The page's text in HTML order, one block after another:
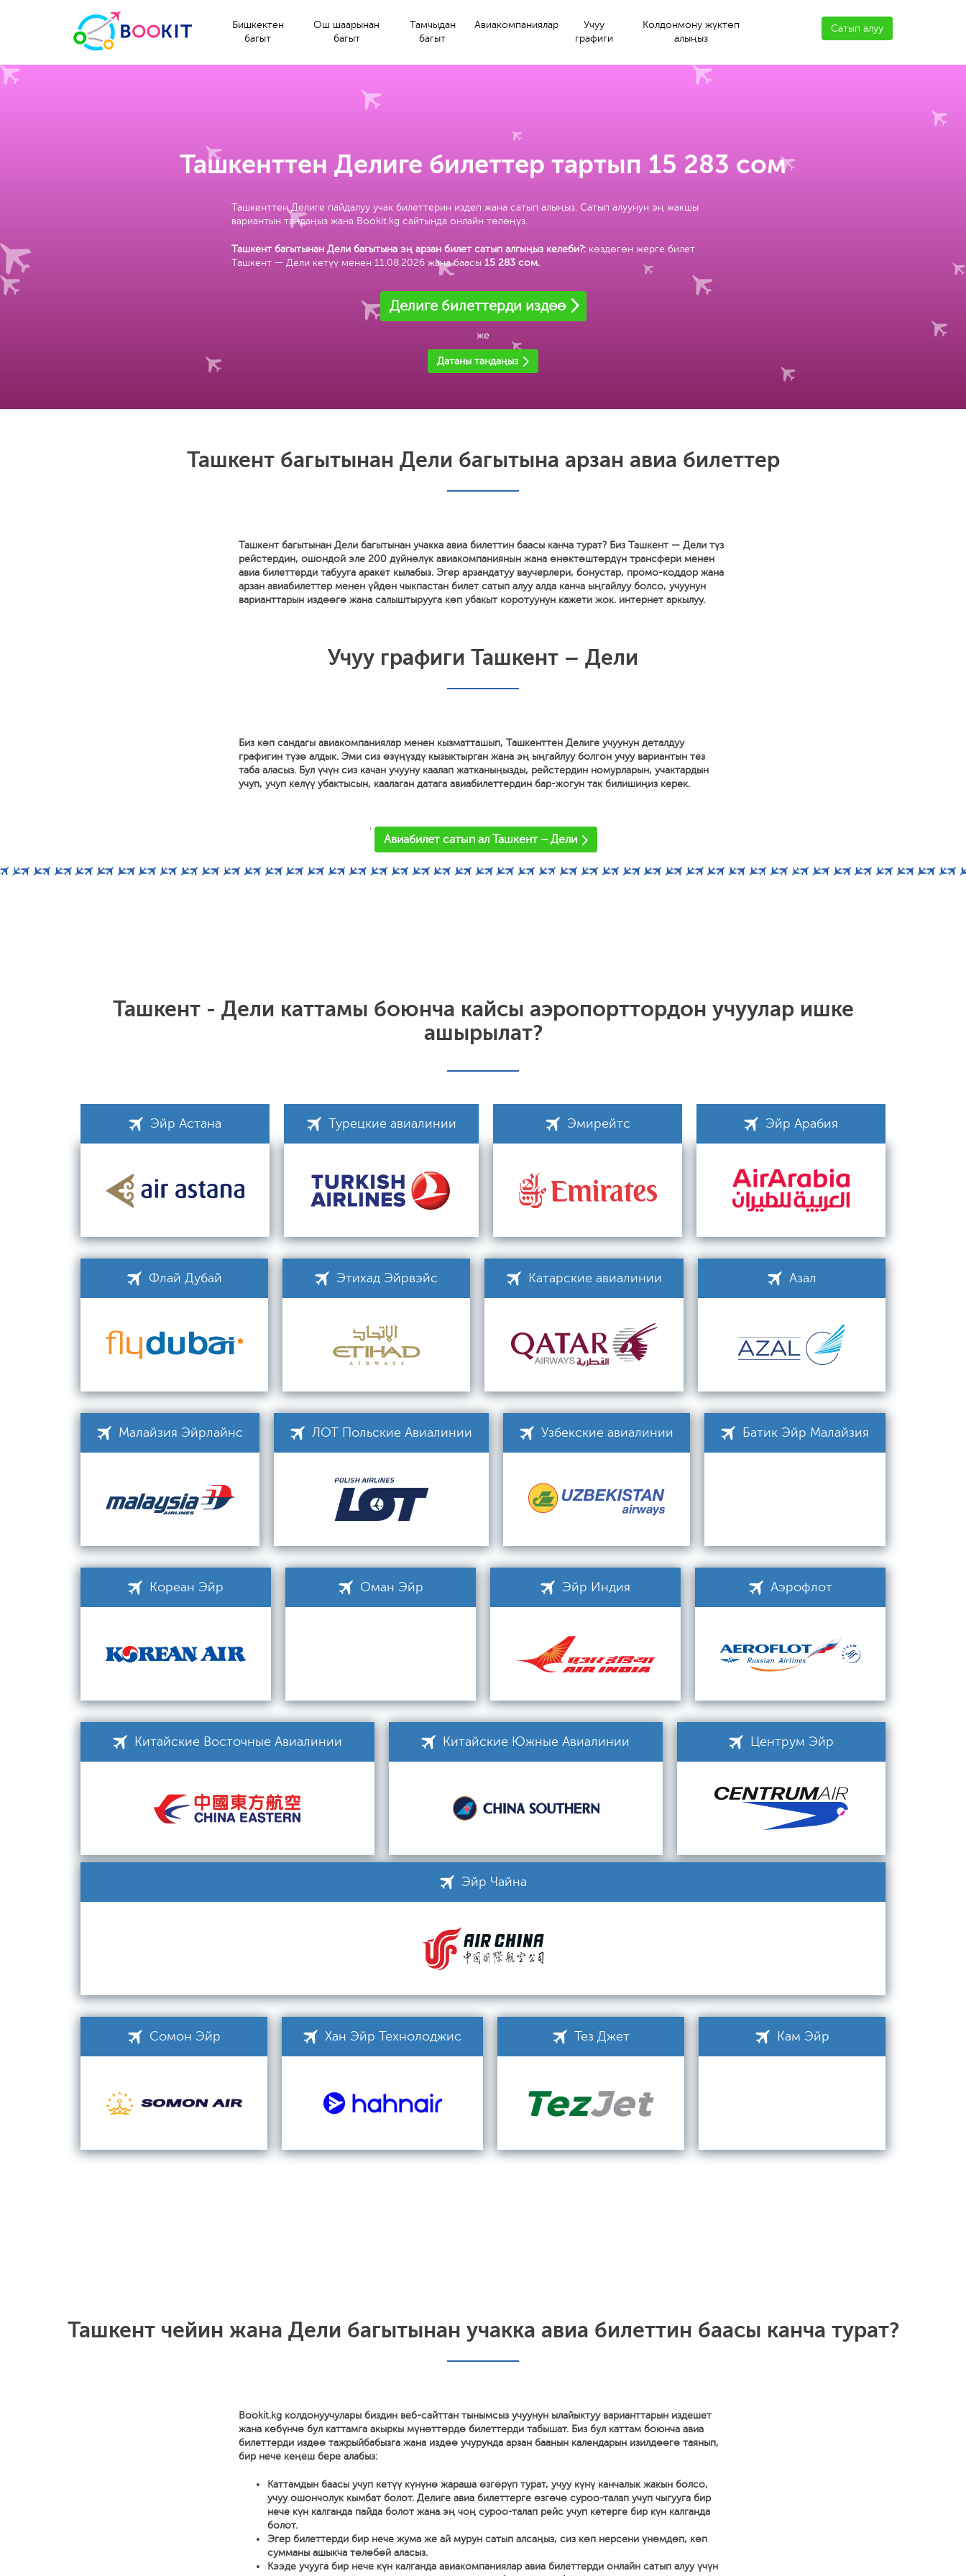
Бишкектен
багыт
Ош шаарынан
багыт
Тамчыдан
багыт
Авиакомпаниялар
Учуу
графиги
Колдонмону жүктөп
алыңыз
Сатып алуу
Ташкенттен Делиге билеттер тартып 15 283 сом
Ташкенттен Делиге пайдалуу учак билеттерин издеп жана сатып алыңыз. Сатып алуунун эң жакшы
вариантын тандаңыз жана Bookit.kg сайтында онлайн төлөңүз.
Ташкент багытынан Дели багытына эң арзан билет сатып алгыңыз келеби?: көздөгөн жерге билет
Ташкент — Дели кетүү менен 11.08.2026 жана баасы 15 283 сом.
Делиге билеттерди издөө
же
Датаны тандаңыз
Ташкент багытынан Дели багытына арзан авиа билеттер
Ташкент багытынан Дели багытынан учакка авиа билеттин баасы канча турат? Биз Ташкент — Дели түз
рейстердин, ошондой эле 200 дүйнөлүк авиакомпаниянын жана өнөктөштөрдүн трансфери менен
авиа билеттерди табууга аракет кылабыз. Эгер арзандатуу ваучерлери, бонустар, промо-коддор жана
арзан авиабилеттер менен үйдөн чыкпастан билет сатып алуу алда канча ыңгайлуу болсо, учуунун
варианттарын издөөгө жана салыштырууга көп убакыт коротуунун кажети жок. интернет аркылуу.
Учуу графиги Ташкент – Дели
Биз көп сандагы авиакомпаниялар менен кызматташып, Ташкенттен Делиге учуунун деталдуу
графигин түзө алдык. Эми сиз өзүңүздү кызыктырган жана эң ыңгайлуу болгон учуу вариантын тез
таба аласыз. Бул үчүн сиз качан учууну каалап жатканыңызды, рейстердин номурларын, учактардын
учуп, учуп келүү убактысын, каалаган датага авиабилеттердин бар-жогун так билишиңиз керек.
'
Авиабилет сатып ал Ташкент – Дели
Ташкент - Дели каттамы боюнча кайсы аэропорттордон учуулар ишке
ашырылат?
Эйр Астана Турецкие авиалинии Эмирейтс Эйр Арабия
Флай Дубай Этихад Эйрвэйс Катарские авиалинии Азал
Малайзия Эйрлайнс ЛОТ Польские Авиалинии Узбекские авиалинии Батик Эйр Малайзия
Кореан Эйр Оман Эйр Эйр Индия Аэрофлот
Китайские Восточные Авиалинии Китайские Южные Авиалинии Центрум Эйр
Эйр Чайна
Сомон Эйр Хан Эйр Технолоджис Тез Джет Кам Эйр
Ташкент чейин жана Дели багытынан учакка авиа билеттин баасы канча турат?
Bookit.kg колдонуучулары биздин веб-сайттан тынымсыз учуунун ылайыктуу варианттарын издешет
жана көбүнчө бул каттамга акыркы мүнөттөрдө билеттерди табышат. Биз бул каттам боюнча авиа
билеттерди издөө тажрыйбабызга жана издөө учурунда арзан баанын календарын изилдөөгө таянып,
бир нече кеңеш бере алабыз:
Каттамдын баасы учуп кетүү күнүнө жараша өзгөрүп турат, учуу күнү канчалык жакын болсо,
учуу ошончолук кымбат болот. Делиге авиа билеттерге өзгөчө суроо-талап учуп чыгууга бир
нече күн калганда пайда болот жана эң чоң суроо-талап рейс учуп кетерге бир күн калганда
болот.
Эгер билеттерди бир нече жума же ай мурун сатып алсаңыз, сиз көп нерсени үнөмдөп, көп
сумманы ашыкча төлөбөй аласыз.
Кээде учууга бир нече күн калганда авиакомпаниялар авиа билеттерди онлайн сатып алуу үчүн